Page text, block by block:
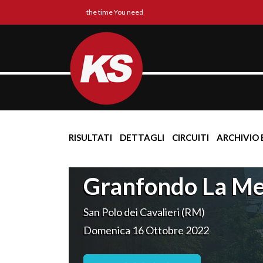
the time You need
RISULTATI DETTAGLI CIRCUITI ARCHIVIO
Granfondo La
San Polo dei Cavalieri (RM)
Domenica 16 Ottobre 2022